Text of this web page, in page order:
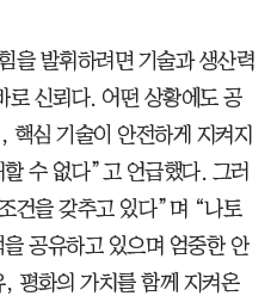
을 발휘하려면 기술과 생산력
로 신뢰다. 어떤 상황에도 공
핵심 기술이 안전하게 지켜지
수 없다”고 언급했다. 그러
건을 갖추고 있다”며 “나토
공유하고 있으며 엄중한 안
평화의 가치를 함께 지켜온